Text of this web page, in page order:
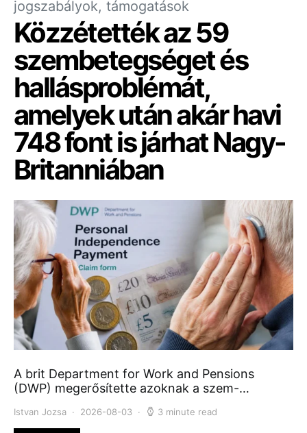
jogszabályok, támogatások
Közzétették az 59
szembetegséget és
hallásproblémát,
amelyek után akár havi
748 font is járhat Nagy-
Britanniában
A brit Department for Work and Pensions
(DWP) megerősítette azoknak a szem-…
Istvan Jozsa 2026-08-03 3 minute read